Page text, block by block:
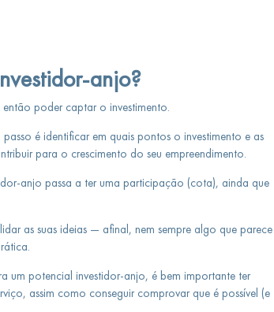
anjo?
poder captar o investimento.
é identificar em quais pontos o investimento e as
para o crescimento do seu empreendimento.
anjo passa a ter uma participação (cota), ainda que
as suas ideias — afinal, nem sempre algo que parece
um potencial investidor-anjo, é bem importante ter
assim como conseguir comprovar que é possível (e